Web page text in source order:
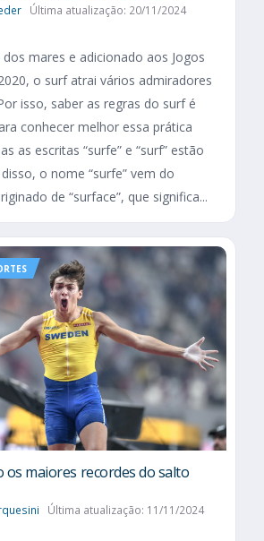
Última atualização: 20/11/2024
mares e adicionado aos Jogos
o surf atrai vários admiradores
isso, saber as regras do surf é
conhecer melhor essa prática
as escritas “surfe” e “surf” estão
o nome “surfe” vem do
de “surface”, que significa...
os maiores recordes do salto
Última atualização: 11/11/2024